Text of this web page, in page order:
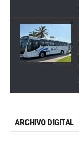
ARCHIVO DIGITAL